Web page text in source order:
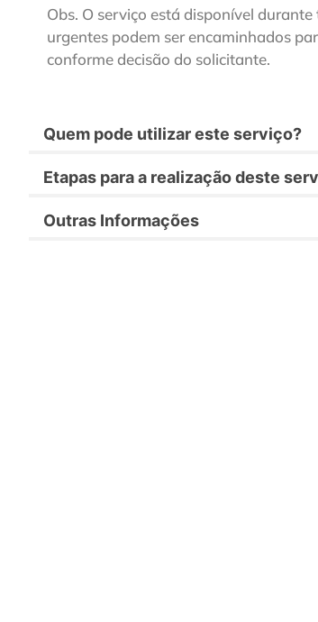
Obs. O serviço está disponível
urgentes podem ser encaminhados
conforme decisão do solicitante.
Quem pode utilizar este serviço?
Etapas para a realização deste
Outras Informações